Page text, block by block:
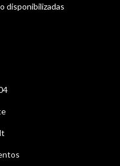
disponibilizadas